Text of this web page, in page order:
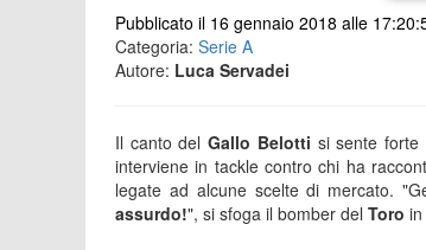
Pubblicato il 16 gennaio 2018 alle
Categoria: Serie A
Autore: Luca Servadei
Il canto delGallo Belotti si sente
interviene in tackle contro chi ha
legate ad alcune scelte di mercato.
assurdo!", si sfoga il bomber del Toro